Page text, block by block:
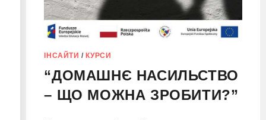
ІНСАЙТИ /КУРСИ
“ДОМАШНЄ НАСИЛЬСТВО
– ЩО МОЖНА ЗРОБИТИ?”